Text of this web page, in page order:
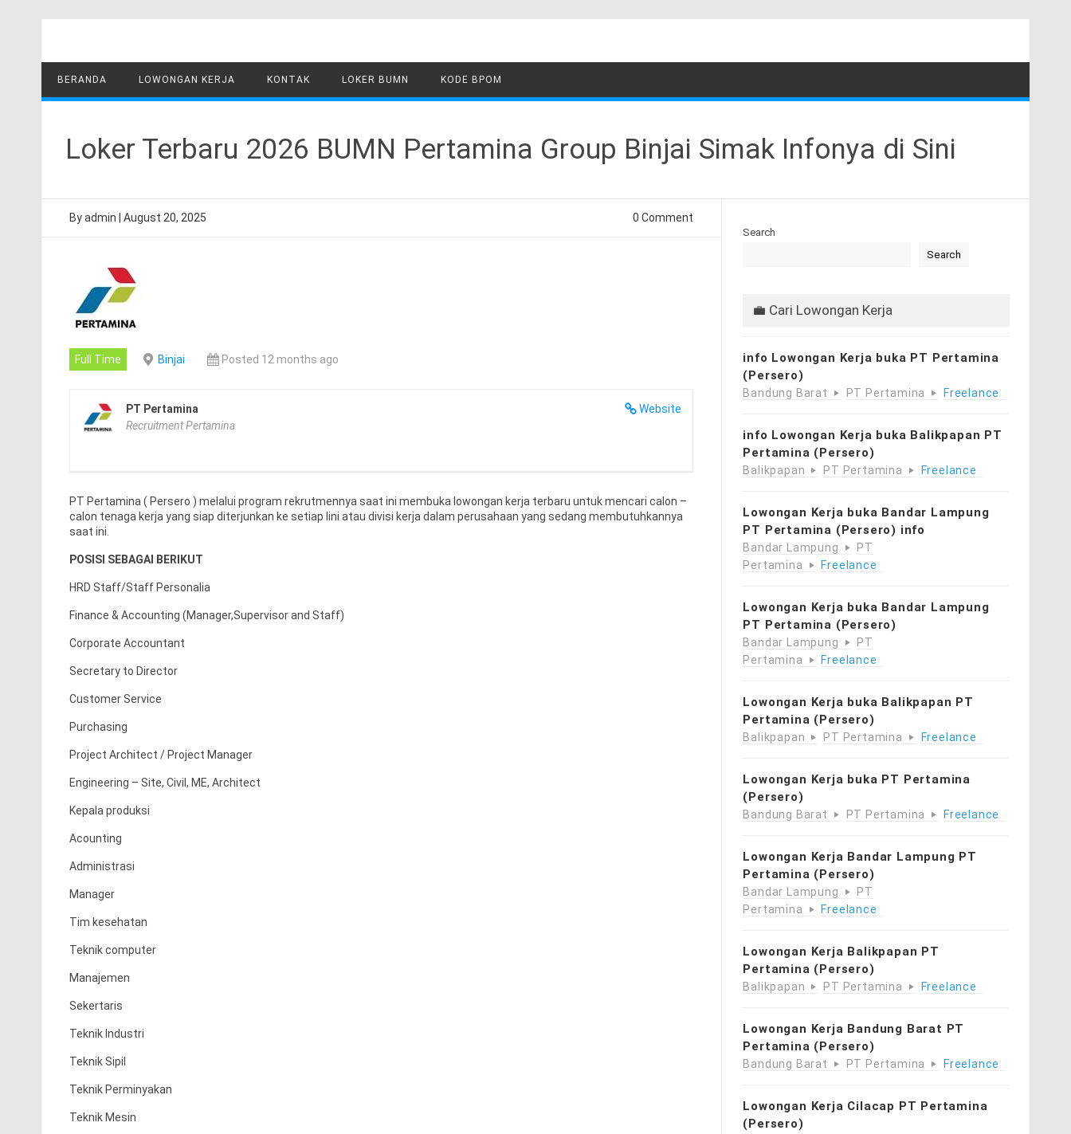
BERANDA LOWONGAN KERJA KONTAK LOKER BUMN KODE BPOM
Loker Terbaru 2026 BUMN Pertamina Group Binjai Simak Infonya di Sini
Byadmin August 20, 2025 0 Comment
Full Time Binjai Posted 12 months ago
Website
PT Pertamina
Recruitment Pertamina
PT Pertamina ( Persero ) melalui program rekrutmennya saat ini membuka lowongan kerja terbaru untuk mencari calon –
calon tenaga kerja yang siap diterjunkan ke setiap lini atau divisi kerja dalam perusahaan yang sedang membutuhkannya
saat ini.
POSISI SEBAGAI BERIKUT
HRD Staff/Staff Personalia
Finance & Accounting (Manager,Supervisor and Staff)
Corporate Accountant
Secretary to Director
Customer Service
Purchasing
Project Architect / Project Manager
Engineering – Site, Civil, ME, Architect
Kepala produksi
Acounting
Administrasi
Manager
Tim kesehatan
Teknik computer
Manajemen
Sekertaris
Teknik Industri
Teknik Sipil
Teknik Perminyakan
Teknik Mesin
Search
Search
💼 Cari Lowongan Kerja
info Lowongan Kerja buka PT Pertamina
(Persero)
Bandung Barat PT Pertamina Freelance
info Lowongan Kerja buka Balikpapan PT
Pertamina (Persero)
Balikpapan PT Pertamina Freelance
Lowongan Kerja buka Bandar Lampung
PT Pertamina (Persero) info
Bandar Lampung
PT
Pertamina
Freelance
Lowongan Kerja buka Bandar Lampung
PT Pertamina (Persero)
Bandar Lampung
PT
Pertamina
Freelance
Lowongan Kerja buka Balikpapan PT
Pertamina (Persero)
Balikpapan PT Pertamina Freelance
Lowongan Kerja buka PT Pertamina
(Persero)
Bandung Barat PT Pertamina Freelance
Lowongan Kerja Bandar Lampung PT
Pertamina (Persero)
Bandar Lampung
PT
Pertamina
Freelance
Lowongan Kerja Balikpapan PT
Pertamina (Persero)
Balikpapan PT Pertamina Freelance
Lowongan Kerja Bandung Barat PT
Pertamina (Persero)
Bandung Barat PT Pertamina Freelance
Lowongan Kerja Cilacap PT Pertamina
(Persero)